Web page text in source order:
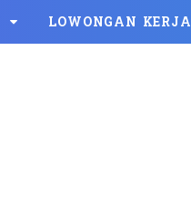
LOWONGAN KERJA